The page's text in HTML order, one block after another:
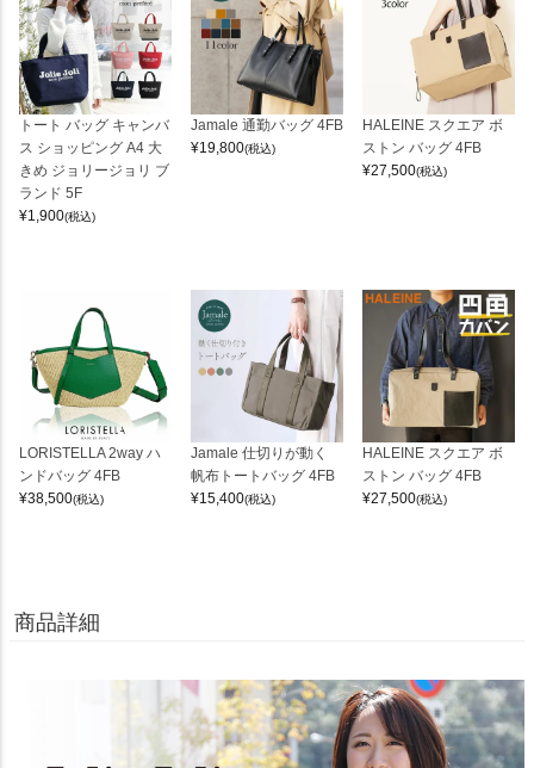
トート バッグ キャンバ
ス ショッピング A4 大
きめ ジョリージョリ ブ
ランド 5F
¥1,900(税込)
Jamale 通勤バッグ 4FB
¥19,800(税込)
HALEINE スクエア ボ
ストン バッグ 4FB
¥27,500(税込)
LORISTELLA 2way ハ
ンドバッグ 4FB
¥38,500(税込)
Jamale 仕切りが動く
帆布トートバッグ 4FB
¥15,400(税込)
HALEINE スクエア ボ
ストン バッグ 4FB
¥27,500(税込)
商品詳細